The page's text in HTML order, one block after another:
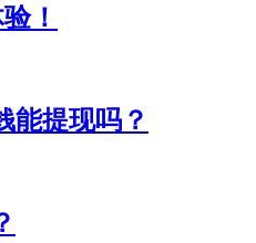
！
能提现吗？